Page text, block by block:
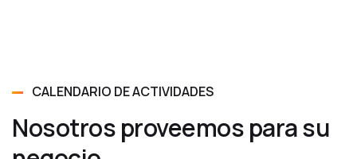
CALENDARIO DE ACTIVIDADES
Nosotros proveemos para su